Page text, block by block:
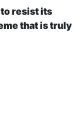
to resist its
that is truly